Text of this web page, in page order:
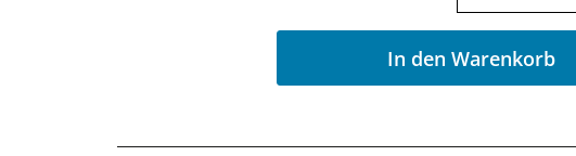
In den Warenkorb